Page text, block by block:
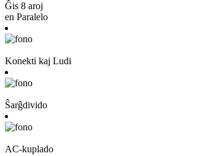
Ĝis 8 aroj
en Paralelo
Konekti kaj Ludi
Ŝarĝdivido
AC-kuplado